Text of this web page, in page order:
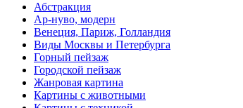
Абстракция
Ар-нуво, модерн
Венеция, Париж, Голландия
Виды Москвы и Петербурга
Горный пейзаж
Городской пейзаж
Жанровая картина
Картины с животными